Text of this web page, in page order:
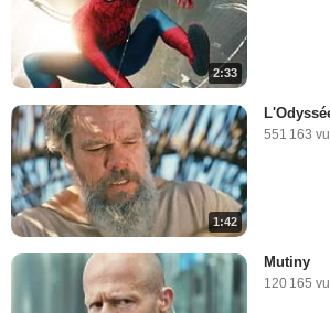
2:33
1:42
551 163
Mutiny
120 165